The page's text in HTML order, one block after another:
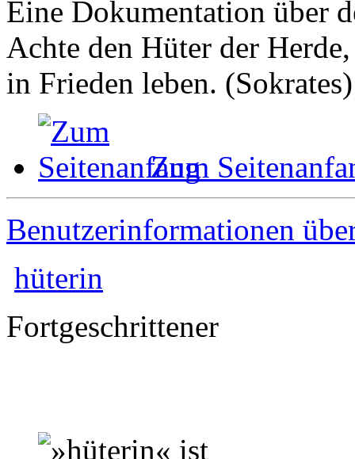
Eine Dokumentation über
Achte den Hüter der
in Frieden leben. (Sokrates)
Zum
Benutzerinformationen
hüterin
Fortgeschrittener